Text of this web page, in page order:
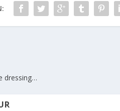
dressing…